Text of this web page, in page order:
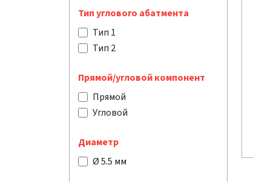
Тип углового абатмента
Тип 1
Тип 2
Прямой/угловой компонент
Прямой
Угловой
Диаметр
Ø 5.5 мм